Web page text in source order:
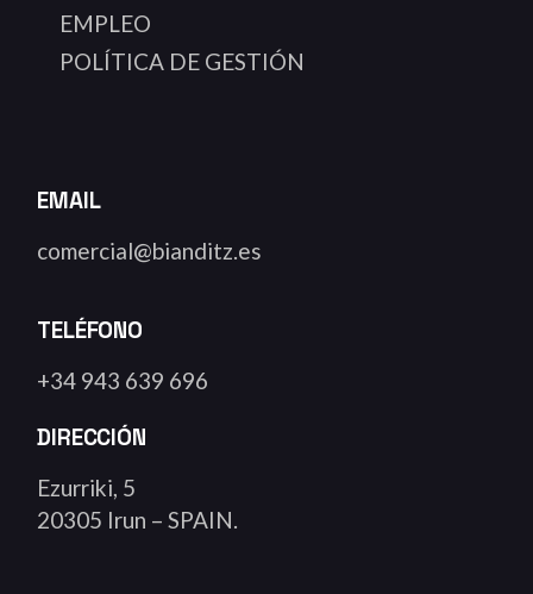
EMPLEO
POLÍTICA DE GESTIÓN
EMAIL
comercial@bianditz.es
TELÉFONO
+34 943 639 696
DIRECCIÓN
Ezurriki, 5
20305 Irun – SPAIN.